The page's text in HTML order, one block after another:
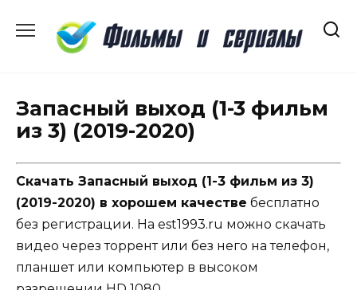
содержанию
Запасный выход (1-3 фильм
из 3) (2019-2020)
Скачать Запасный выход (1-3 фильм из 3)
(2019-2020) в хорошем качестве бесплатно
без регистрации. На est1993.ru можно скачать
видео через торрент или без него на телефон,
планшет или компьютер в высоком